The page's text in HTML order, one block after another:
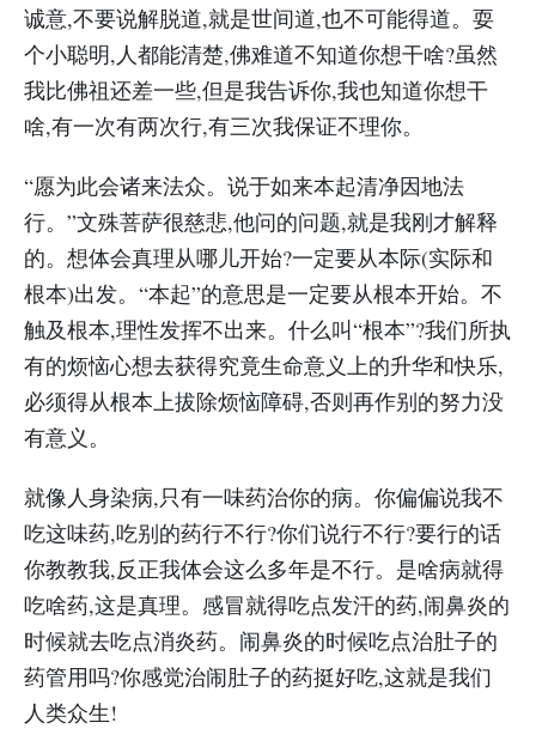
诚意,不要说解脱道,就是世间道,也不可能得道。耍
个小聪明,人都能清楚,佛难道不知道你想干啥?虽然
我比佛祖还差一些,但是我告诉你,我也知道你想干
啥,有一次有两次行,有三次我保证不理你。
“愿为此会诸来法众。说于如来本起清净因地法
行。”文殊菩萨很慈悲,他问的问题,就是我刚才解释
的。想体会真理从哪儿开始?一定要从本际(实际和
根本)出发。“本起”的意思是一定要从根本开始。不
触及根本,理性发挥不出来。什么叫“根本”?我们所执
有的烦恼心想去获得究竟生命意义上的升华和快乐,
必须得从根本上拔除烦恼障碍,否则再作别的努力没
有意义。
就像人身染病,只有一味药治你的病。你偏偏说我不
吃这味药,吃别的药行不行?你们说行不行?要行的话
你教教我,反正我体会这么多年是不行。是啥病就得
吃啥药,这是真理。感冒就得吃点发汗的药,闹鼻炎的
时候就去吃点消炎药。闹鼻炎的时候吃点治肚子的
药管用吗?你感觉治闹肚子的药挺好吃,这就是我们
人类众生!